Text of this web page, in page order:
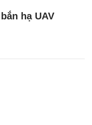
hạ UAV